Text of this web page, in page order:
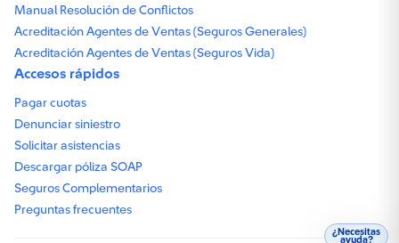
¿Necesitas
Manual Resolución de Conflictos
Acreditación Agentes de Ventas (Seguros Generales)
Acreditación Agentes de Ventas (Seguros Vida)
Accesos rápidos
Pagar cuotas
Denunciar siniestro
Solicitar asistencias
Descargar póliza SOAP
Seguros Complementarios
Preguntas frecuentes